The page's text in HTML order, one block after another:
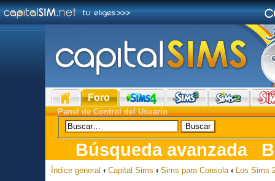
Foro
Panel de Control del Usuario
Búsqueda avanzada
Índice general ‹ Capital Sims ‹ Sims para Consola ‹ Los Sims